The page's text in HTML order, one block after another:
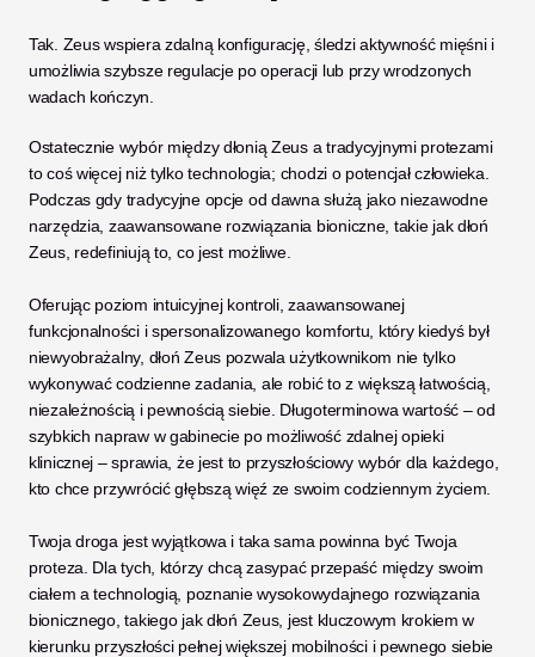
Tak. Zeus wspiera zdalną konfigurację, śledzi aktywność mięśni i
umożliwia szybsze regulacje po operacji lub przy wrodzonych
wadach kończyn.
Ostatecznie wybór między dłonią Zeus a tradycyjnymi protezami
to coś więcej niż tylko technologia; chodzi o potencjał człowieka.
Podczas gdy tradycyjne opcje od dawna służą jako niezawodne
narzędzia, zaawansowane rozwiązania bioniczne, takie jak dłoń
Zeus, redefiniują to, co jest możliwe.
Oferując poziom intuicyjnej kontroli, zaawansowanej
funkcjonalności i spersonalizowanego komfortu, który kiedyś był
niewyobrażalny, dłoń Zeus pozwala użytkownikom nie tylko
wykonywać codzienne zadania, ale robić to z większą łatwością,
niezależnością i pewnością siebie. Długoterminowa wartość – od
szybkich napraw w gabinecie po możliwość zdalnej opieki
klinicznej – sprawia, że jest to przyszłościowy wybór dla każdego,
kto chce przywrócić głębszą więź ze swoim codziennym życiem.
Twoja droga jest wyjątkowa i taka sama powinna być Twoja
proteza. Dla tych, którzy chcą zasypać przepaść między swoim
ciałem a technologią, poznanie wysokowydajnego rozwiązania
bionicznego, takiego jak dłoń Zeus, jest kluczowym krokiem w
kierunku przyszłości pełnej większej mobilności i pewnego siebie